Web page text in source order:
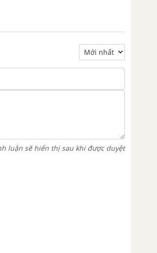
luận sẽ hiển thị sau khi được duyệt